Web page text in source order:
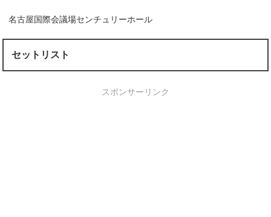
名古屋国際会議場センチュリーホール
セットリスト
スポンサーリンク